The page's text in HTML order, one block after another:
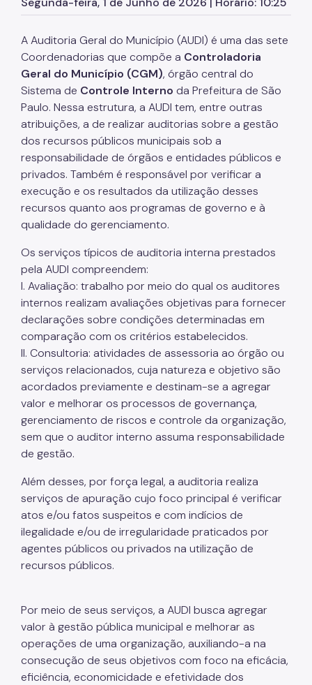
Zeladoria Urbana
Cata-Bagulho
Termo de Cooperação
Programa de Metas
Noticias
Contate Nossos Servidores
A Auditoria Geral do Município (AUDI) é uma das sete
Coordenadorias que compõe a Controladoria
Geral do Município (CGM), órgão central do
Sistema de Controle Interno da Prefeitura de São
Paulo. Nessa estrutura, a AUDI tem, entre outras
atribuições, a de realizar auditorias sobre a gestão
dos recursos públicos municipais sob a
responsabilidade de órgãos e entidades públicos e
privados. Também é responsável por verificar a
execução e os resultados da utilização desses
recursos quanto aos programas de governo e à
qualidade do gerenciamento.
Os serviços típicos de auditoria interna prestados
pela AUDI compreendem:
I. Avaliação: trabalho por meio do qual os auditores
internos realizam avaliações objetivas para fornecer
declarações sobre condições determinadas em
comparação com os critérios estabelecidos.
II. Consultoria: atividades de assessoria ao órgão ou
serviços relacionados, cuja natureza e objetivo são
acordados previamente e destinam-se a agregar
valor e melhorar os processos de governança,
gerenciamento de riscos e controle da organização,
sem que o auditor interno assuma responsabilidade
de gestão.
Além desses, por força legal, a auditoria realiza
serviços de apuração cujo foco principal é verificar
atos e/ou fatos suspeitos e com indícios de
ilegalidade e/ou de irregularidade praticados por
agentes públicos ou privados na utilização de
recursos públicos.
Por meio de seus serviços, a AUDI busca agregar
valor à gestão pública municipal e melhorar as
operações de uma organização, auxiliando-a na
consecução de seus objetivos com foco na eficácia,
eficiência, economicidade e efetividade dos